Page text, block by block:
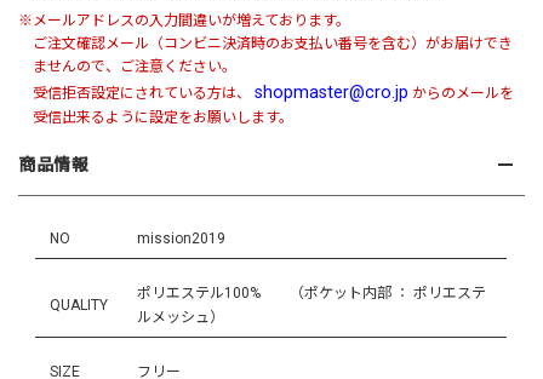
※メールアドレスの入力間違いが増えております。
ご注文確認メール（コンビニ決済時のお支払い番号を含む）がお届けでき
ませんので、ご注意ください。
受信拒否設定にされている方は、 shopmaster@cro.jp からのメールを
受信出来るように設定をお願いします。
商品情報
NO mission2019
QUALITY
ポリエステル100% （ポケット内部 ： ポリエステ
ルメッシュ）
SIZE フリー